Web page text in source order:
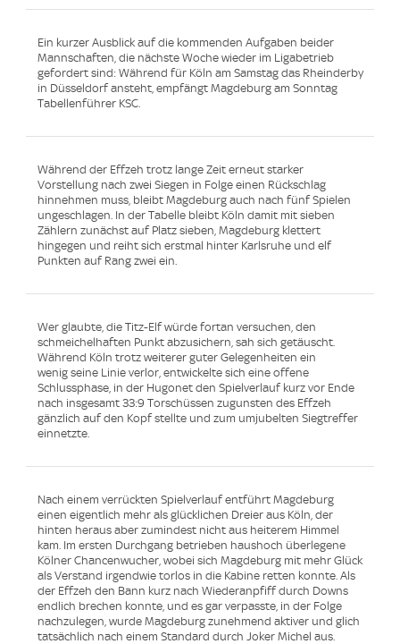
Ein kurzer Ausblick auf die kommenden Aufgaben beider
Mannschaften, die nächste Woche wieder im Ligabetrieb
gefordert sind: Während für Köln am Samstag das Rheinderby
in Düsseldorf ansteht, empfängt Magdeburg am Sonntag
Tabellenführer KSC.
Während der Effzeh trotz lange Zeit erneut starker
Vorstellung nach zwei Siegen in Folge einen Rückschlag
hinnehmen muss, bleibt Magdeburg auch nach fünf Spielen
ungeschlagen. In der Tabelle bleibt Köln damit mit sieben
Zählern zunächst auf Platz sieben, Magdeburg klettert
hingegen und reiht sich erstmal hinter Karlsruhe und elf
Punkten auf Rang zwei ein.
Wer glaubte, die Titz-Elf würde fortan versuchen, den
schmeichelhaften Punkt abzusichern, sah sich getäuscht.
Während Köln trotz weiterer guter Gelegenheiten ein
wenig seine Linie verlor, entwickelte sich eine offene
Schlussphase, in der Hugonet den Spielverlauf kurz vor Ende
nach insgesamt 33:9 Torschüssen zugunsten des Effzeh
gänzlich auf den Kopf stellte und zum umjubelten Siegtreffer
einnetzte.
Nach einem verrückten Spielverlauf entführt Magdeburg
einen eigentlich mehr als glücklichen Dreier aus Köln, der
hinten heraus aber zumindest nicht aus heiterem Himmel
kam. Im ersten Durchgang betrieben haushoch überlegene
Kölner Chancenwucher, wobei sich Magdeburg mit mehr Glück
als Verstand irgendwie torlos in die Kabine retten konnte. Als
der Effzeh den Bann kurz nach Wiederanpfiff durch Downs
endlich brechen konnte, und es gar verpasste, in der Folge
nachzulegen, wurde Magdeburg zunehmend aktiver und glich
tatsächlich nach einem Standard durch Joker Michel aus.